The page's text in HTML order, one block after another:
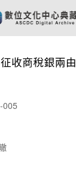
收商稅銀兩由
005